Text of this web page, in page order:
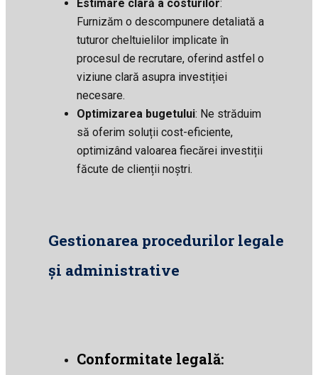
Estimare clară a costurilor:
Furnizăm o descompunere detaliată a
tuturor cheltuielilor implicate în
procesul de recrutare, oferind astfel o
viziune clară asupra investiției
necesare.
Optimizarea bugetului: Ne străduim
să oferim soluții cost-eficiente,
optimizând valoarea fiecărei investiții
făcute de clienții noștri.
Gestionarea procedurilor legale
și administrative
Conformitate legală: